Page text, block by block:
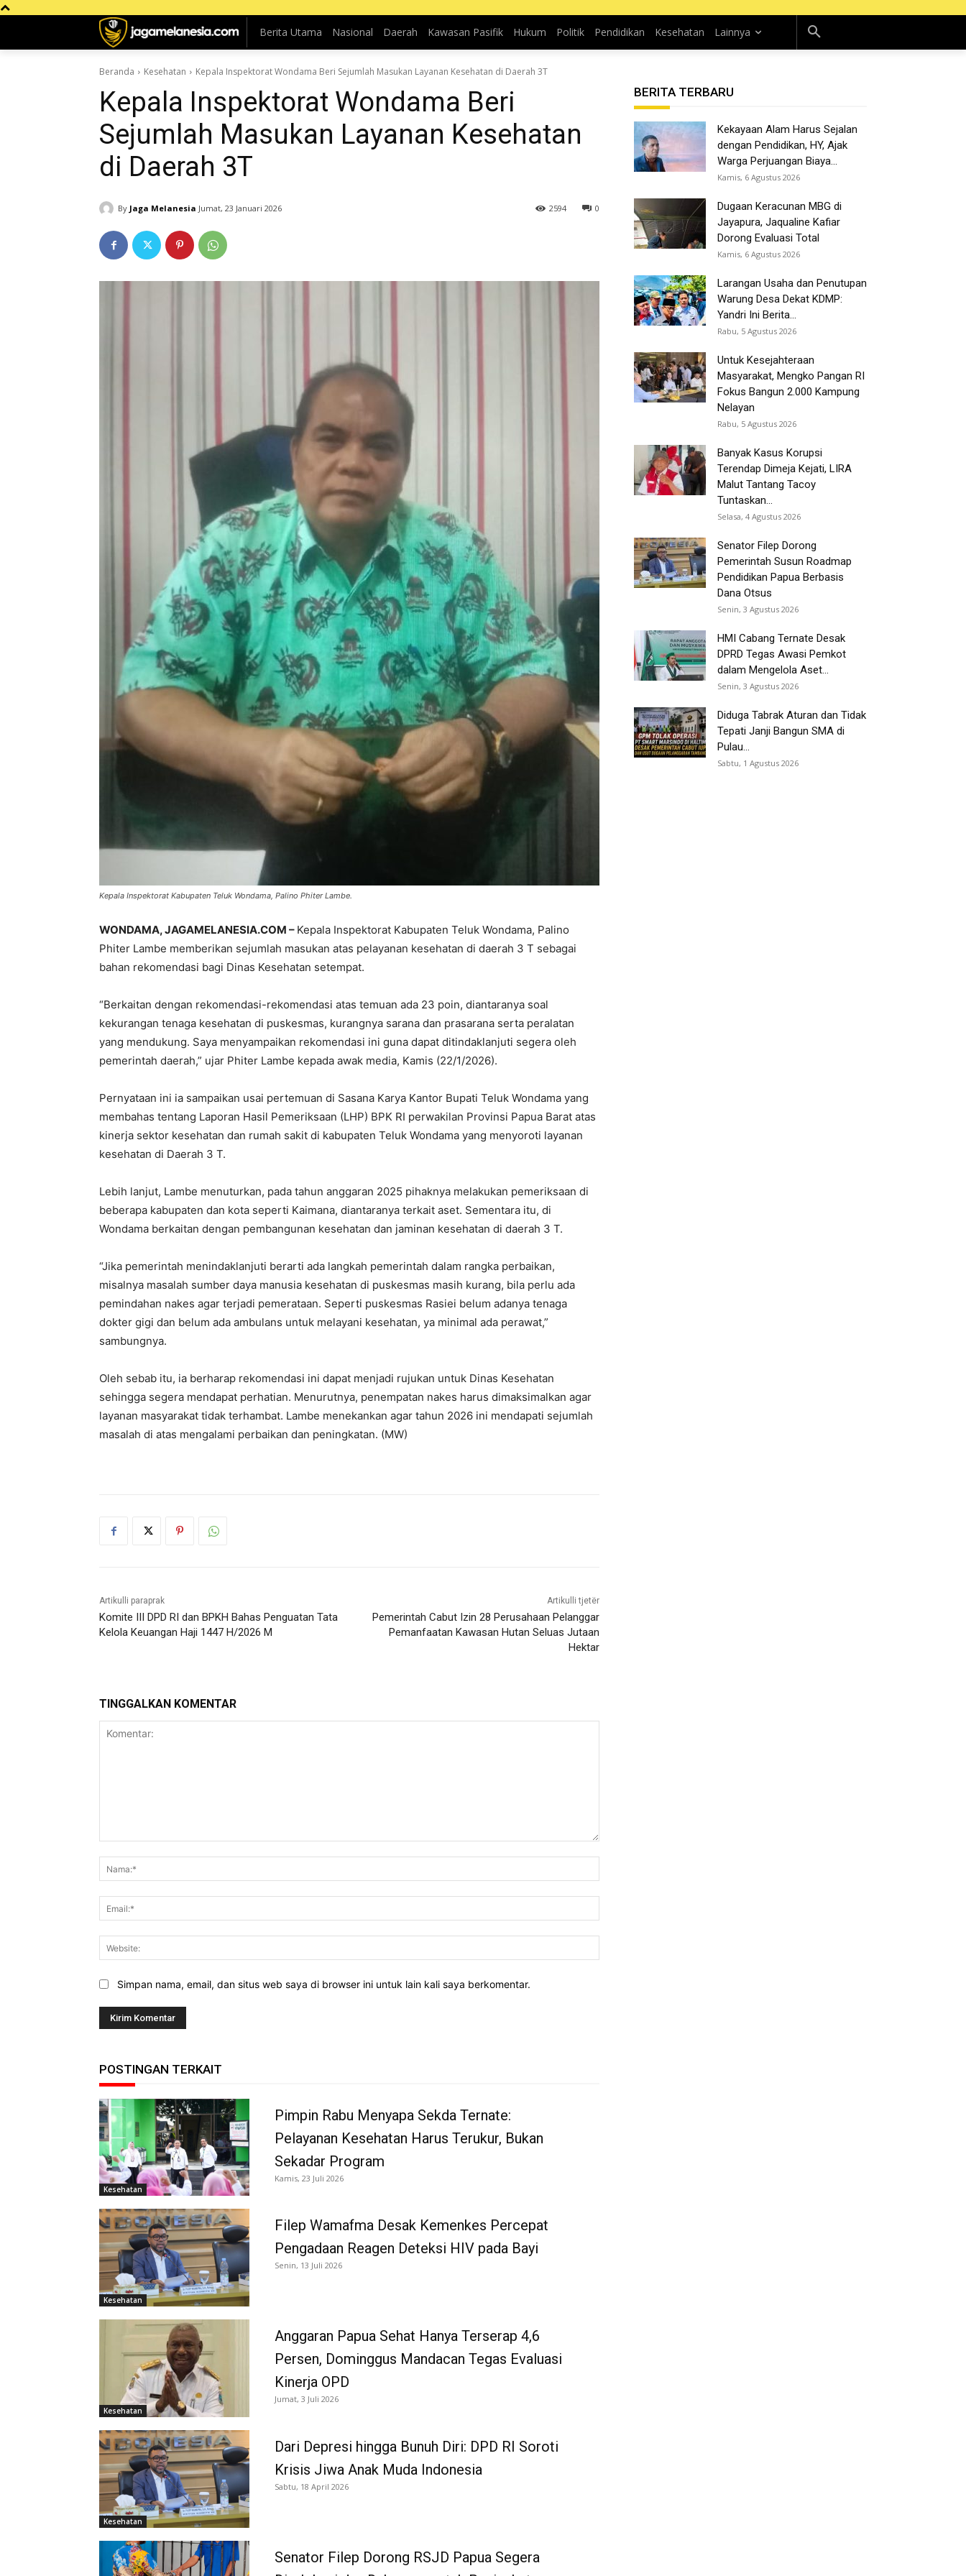
Berita Utama Nasional Daerah Kawasan Pasifik Hukum Politik Pendidikan Kesehatan Lainnya
Beranda Kesehatan Kepala Inspektorat Wondama Beri Sejumlah Masukan Layanan Kesehatan di Daerah 3T
Kepala Inspektorat Wondama Beri
Sejumlah Masukan Layanan Kesehatan
di Daerah 3T
By Jaga Melanesia Jumat, 23 Januari 2026 0
2594
Kepala Inspektorat Kabupaten Teluk Wondama, Palino Phiter Lambe.
WONDAMA, JAGAMELANESIA.COM – Kepala Inspektorat Kabupaten Teluk Wondama, Palino
Phiter Lambe memberikan sejumlah masukan atas pelayanan kesehatan di daerah 3 T sebagai
bahan rekomendasi bagi Dinas Kesehatan setempat.
“Berkaitan dengan rekomendasi-rekomendasi atas temuan ada 23 poin, diantaranya soal
kekurangan tenaga kesehatan di puskesmas, kurangnya sarana dan prasarana serta peralatan
yang mendukung. Saya menyampaikan rekomendasi ini guna dapat ditindaklanjuti segera oleh
pemerintah daerah,” ujar Phiter Lambe kepada awak media, Kamis (22/1/2026).
Pernyataan ini ia sampaikan usai pertemuan di Sasana Karya Kantor Bupati Teluk Wondama yang
membahas tentang Laporan Hasil Pemeriksaan (LHP) BPK RI perwakilan Provinsi Papua Barat atas
kinerja sektor kesehatan dan rumah sakit di kabupaten Teluk Wondama yang menyoroti layanan
kesehatan di Daerah 3 T.
Lebih lanjut, Lambe menuturkan, pada tahun anggaran 2025 pihaknya melakukan pemeriksaan di
beberapa kabupaten dan kota seperti Kaimana, diantaranya terkait aset. Sementara itu, di
Wondama berkaitan dengan pembangunan kesehatan dan jaminan kesehatan di daerah 3 T.
“Jika pemerintah menindaklanjuti berarti ada langkah pemerintah dalam rangka perbaikan,
misalnya masalah sumber daya manusia kesehatan di puskesmas masih kurang, bila perlu ada
pemindahan nakes agar terjadi pemerataan. Seperti puskesmas Rasiei belum adanya tenaga
dokter gigi dan belum ada ambulans untuk melayani kesehatan, ya minimal ada perawat,”
sambungnya.
Oleh sebab itu, ia berharap rekomendasi ini dapat menjadi rujukan untuk Dinas Kesehatan
sehingga segera mendapat perhatian. Menurutnya, penempatan nakes harus dimaksimalkan agar
layanan masyarakat tidak terhambat. Lambe menekankan agar tahun 2026 ini mendapati sejumlah
masalah di atas mengalami perbaikan dan peningkatan. (MW)
Artikulli paraprak
Komite III DPD RI dan BPKH Bahas Penguatan Tata
Kelola Keuangan Haji 1447 H/2026 M
Artikulli tjetër
Pemerintah Cabut Izin 28 Perusahaan Pelanggar
Pemanfaatan Kawasan Hutan Seluas Jutaan
Hektar
TINGGALKAN KOMENTAR
Simpan nama, email, dan situs web saya di browser ini untuk lain kali saya berkomentar.
POSTINGAN TERKAIT
Kesehatan
Pimpin Rabu Menyapa Sekda Ternate:
Pelayanan Kesehatan Harus Terukur, Bukan
Sekadar Program
Kamis, 23 Juli 2026
Kesehatan
Filep Wamafma Desak Kemenkes Percepat
Pengadaan Reagen Deteksi HIV pada Bayi
Senin, 13 Juli 2026
Kesehatan
Anggaran Papua Sehat Hanya Terserap 4,6
Persen, Dominggus Mandacan Tegas Evaluasi
Kinerja OPD
Jumat, 3 Juli 2026
Kesehatan
Dari Depresi hingga Bunuh Diri: DPD RI Soroti
Krisis Jiwa Anak Muda Indonesia
Sabtu, 18 April 2026
Senator Filep Dorong RSJD Papua Segera
BERITA TERBARU
Kekayaan Alam Harus Sejalan
dengan Pendidikan, HY, Ajak
Warga Perjuangan Biaya...
Kamis, 6 Agustus 2026
Dugaan Keracunan MBG di
Jayapura, Jaqualine Kafiar
Dorong Evaluasi Total
Kamis, 6 Agustus 2026
Larangan Usaha dan Penutupan
Warung Desa Dekat KDMP:
Yandri Ini Berita...
Rabu, 5 Agustus 2026
Untuk Kesejahteraan
Masyarakat, Mengko Pangan RI
Fokus Bangun 2.000 Kampung
Nelayan
Rabu, 5 Agustus 2026
Banyak Kasus Korupsi
Terendap Dimeja Kejati, LIRA
Malut Tantang Tacoy
Tuntaskan...
Selasa, 4 Agustus 2026
Senator Filep Dorong
Pemerintah Susun Roadmap
Pendidikan Papua Berbasis
Dana Otsus
Senin, 3 Agustus 2026
HMI Cabang Ternate Desak
DPRD Tegas Awasi Pemkot
dalam Mengelola Aset...
Senin, 3 Agustus 2026
Diduga Tabrak Aturan dan Tidak
Tepati Janji Bangun SMA di
Pulau...
Sabtu, 1 Agustus 2026